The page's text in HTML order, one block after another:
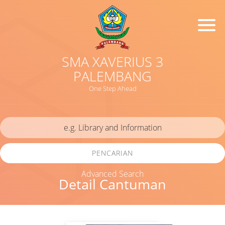
SMA XAVERIUS 3
PALEMBANG
One Step Ahead
Detail Cantuman
PENCARIAN
Advanced Search